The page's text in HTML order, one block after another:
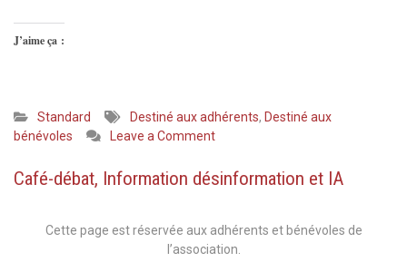
J’aime ça :
Standard Destiné aux adhérents, Destiné aux
bénévoles
Leave a Commenton
des
juin
2026
Café-débat, Information désinformation et IA
Cette page est réservée aux adhérents et bénévoles de
l’association.